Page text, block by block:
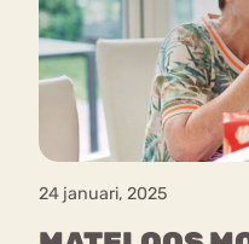
24 januari, 2025
Bouli
mia
Nerv
osa
Eetstoornis
Eetbuien